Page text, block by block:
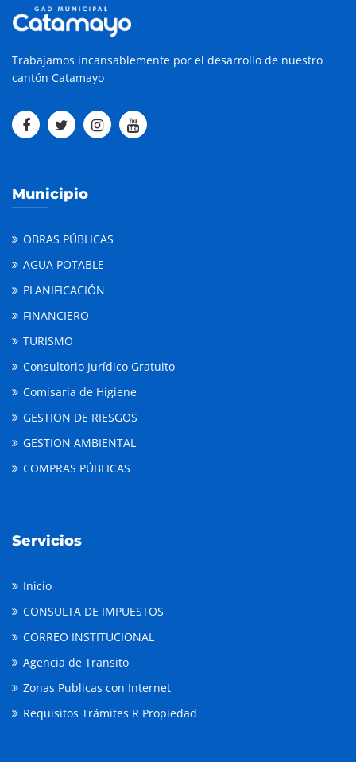
Trabajamos incansablemente por el desarrollo de nuestro
cantón Catamayo
Municipio
OBRAS PÚBLICAS
AGUA POTABLE
PLANIFICACIÓN
FINANCIERO
TURISMO
Consultorio Jurídico Gratuito
Comisaria de Higiene
GESTION DE RIESGOS
GESTION AMBIENTAL
COMPRAS PÚBLICAS
Servicios
Inicio
CONSULTA DE IMPUESTOS
CORREO INSTITUCIONAL
Agencia de Transito
Zonas Publicas con Internet
Requisitos Trámites R Propiedad